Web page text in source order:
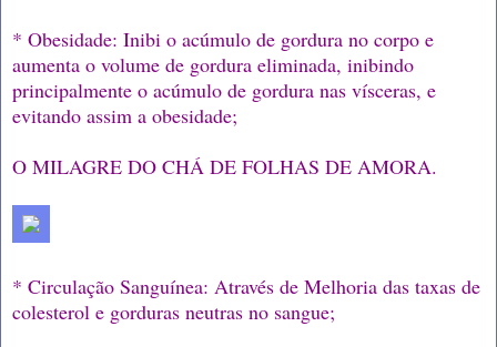
* Obesidade: Inibi o acúmulo de gordura no corpo e
aumenta o volume de gordura eliminada, inibindo
principalmente o acúmulo de gordura nas vísceras, e
evitando assim a obesidade;
O MILAGRE DO CHÁ DE FOLHAS DE AMORA.
* Circulação Sanguínea: Através de Melhoria das taxas de
colesterol e gorduras neutras no sangue;